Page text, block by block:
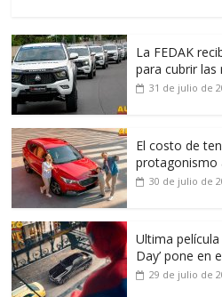
La FEDAK
para cubrir las
31 de julio de
El costo de
protagonismo
30 de julio de
Ultima película
Day’ pone en
29 de julio de